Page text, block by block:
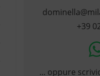
+39
... oppure